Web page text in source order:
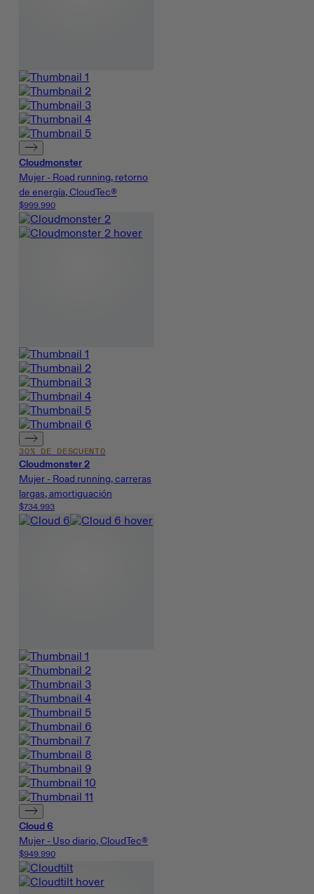
Cloudmonster
Mujer - Road running, retorno
de energía, CloudTec®
$999.990
30% DE DESCUENTO
Cloudmonster 2
Mujer - Road running, carreras
largas, amortiguación
$734.993
Cloud 6
Mujer - Uso diario, CloudTec®
$949.990